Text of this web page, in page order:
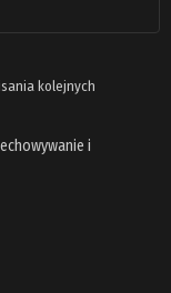
kolejnych
i